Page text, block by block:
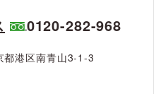
0120-282-968
港区南青山3-1-3